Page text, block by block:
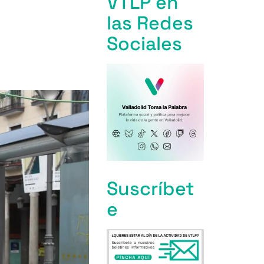
las Redes
Sociales
Suscríbet
e